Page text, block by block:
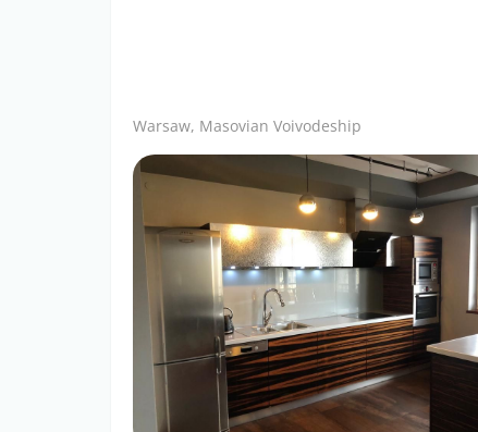
Warsaw, Masovian Voivodeship